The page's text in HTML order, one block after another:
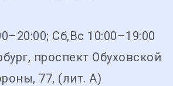
Сб,Вс 10:00–19:00
проспект Обуховской
77, (лит. А)